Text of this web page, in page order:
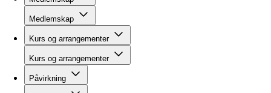
Medlemskap
Kurs og arrangementer
Kurs og arrangementer
Påvirkning